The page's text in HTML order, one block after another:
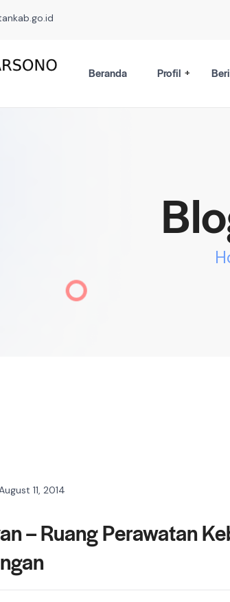
Beranda Profil
August 11, 2014
– Ruang Perawatan